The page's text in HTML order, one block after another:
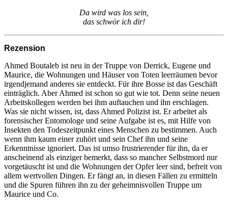
Da wird was los sein,
das schwör ich dir!
Rezension
Ahmed Boutaleb ist neu in der Truppe von Derrick, Eugene und
Maurice, die Wohnungen und Häuser von Toten leerräumen bevor
irgendjemand anderes sie entdeckt. Für ihre Bosse ist das Geschäft
einträglich. Aber Ahmed ist schon so gut wie tot. Denn seine neuen
Arbeitskollegen werden bei ihm auftauchen und ihn erschlagen.
Was sie nicht wissen, ist, dass Ahmed Polizist ist. Er arbeitet als
forensischer Entomologe und seine Aufgabe ist es, mit Hilfe von
Insekten den Todeszeitpunkt eines Menschen zu bestimmen. Auch
wenn ihm kaum einer zuhört und sein Chef ihn und seine
Erkenntnisse ignoriert. Das ist umso frustrierender für ihn, da er
anscheinend als einziger bemerkt, dass so mancher Selbstmord nur
vorgetäuscht ist und die Wohnungen der Opfer leer sind, befreit von
allem wertvollen Dingen. Er fängt an, in diesen Fällen zu ermitteln
und die Spuren führen ihn zu der geheimnisvollen Truppe um
Maurice und Co.